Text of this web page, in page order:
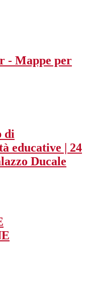
- Mappe per
di
educative | 24
Ducale